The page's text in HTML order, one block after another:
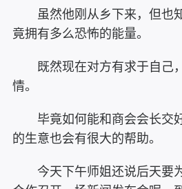
虽然他刚从乡下来，但也
竟拥有多么恐怖的能量。
既然现在对方有求于自己
情。
毕竟如何能和商会会长交
的生意也会有很大的帮助。
今天下午师姐还说后天要